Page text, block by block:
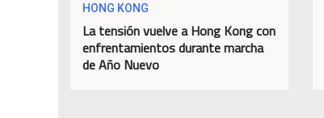
HONG KONG
La tensión vuelve a Hong Kong con
enfrentamientos durante marcha
de Año Nuevo